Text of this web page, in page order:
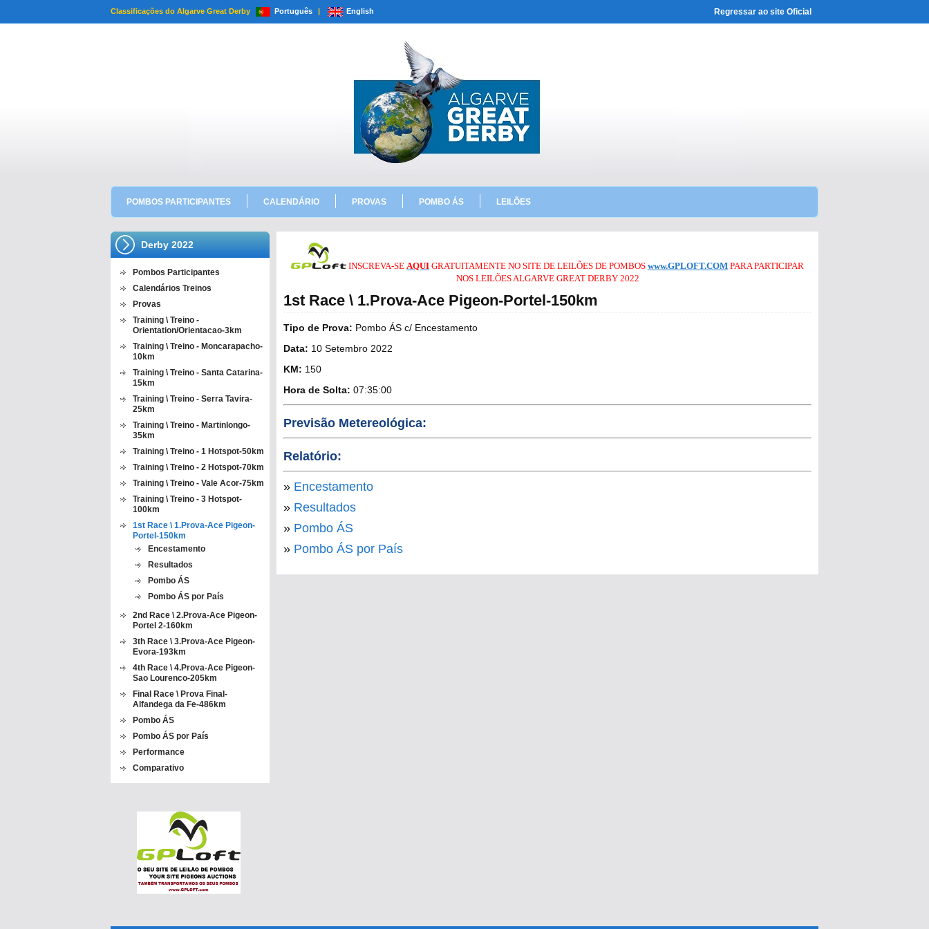
Classificações do Algarve Great Derby Português | English Regressar ao site Oficial
POMBOS PARTICIPANTES CALENDÁRIO PROVAS POMBO ÁS LEILÕES
Derby 2022
Pombos Participantes
Calendários Treinos
Provas
Training \ Treino -
Orientation/Orientacao-3km
Training \ Treino - Moncarapacho-
10km
Training \ Treino - Santa Catarina-
15km
Training \ Treino - Serra Tavira-
25km
Training \ Treino - Martinlongo-
35km
Training \ Treino - 1 Hotspot-50km
Training \ Treino - 2 Hotspot-70km
Training \ Treino - Vale Acor-75km
Training \ Treino - 3 Hotspot-
100km
1st Race \ 1.Prova-Ace Pigeon-
Portel-150km
Encestamento
Resultados
Pombo ÁS
Pombo ÁS por País
2nd Race \ 2.Prova-Ace Pigeon-
Portel 2-160km
3th Race \ 3.Prova-Ace Pigeon-
Evora-193km
4th Race \ 4.Prova-Ace Pigeon-
Sao Lourenco-205km
Final Race \ Prova Final-
Alfandega da Fe-486km
Pombo ÁS
Pombo ÁS por País
Performance
Comparativo
INSCREVA-SE AQUI GRATUITAMENTE NO SITE DE LEILÕES DE POMBOS www.GPLOFT.COM PARA PARTICIPAR
NOS LEILÕES ALGARVE GREAT DERBY 2022
1st Race \ 1.Prova-Ace Pigeon-Portel-150km
Tipo de Prova: Pombo ÁS c/ Encestamento
Data: 10 Setembro 2022
KM: 150
Hora de Solta: 07:35:00
Previsão Metereológica:
Relatório:
» Encestamento
» Resultados
» Pombo ÁS
» Pombo ÁS por País